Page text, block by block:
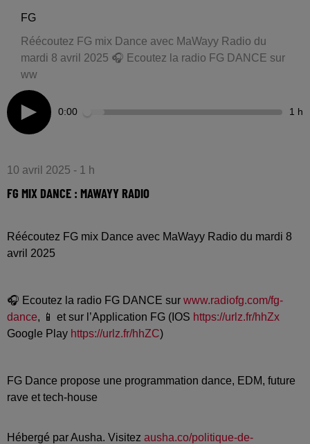
FG
Réécoutez FG mix Dance avec MaWayy Radio du
mardi 8 avril 2025 🎧 Ecoutez la radio FG DANCE sur
ww
0:00 1 h
10 avril 2025 - 1 h
FG MIX DANCE : MAWAYY RADIO
Réécoutez FG mix Dance avec MaWayy Radio du mardi 8
avril 2025
🎧 Ecoutez la radio FG DANCE sur www.radiofg.com/fg-
dance, 📱 et sur l’Application FG (IOS https://urlz.fr/hhZx
Google Play https://urlz.fr/hhZC)
FG Dance propose une programmation dance, EDM, future
rave et tech-house
Hébergé par Ausha. Visitez ausha.co/politique-de-